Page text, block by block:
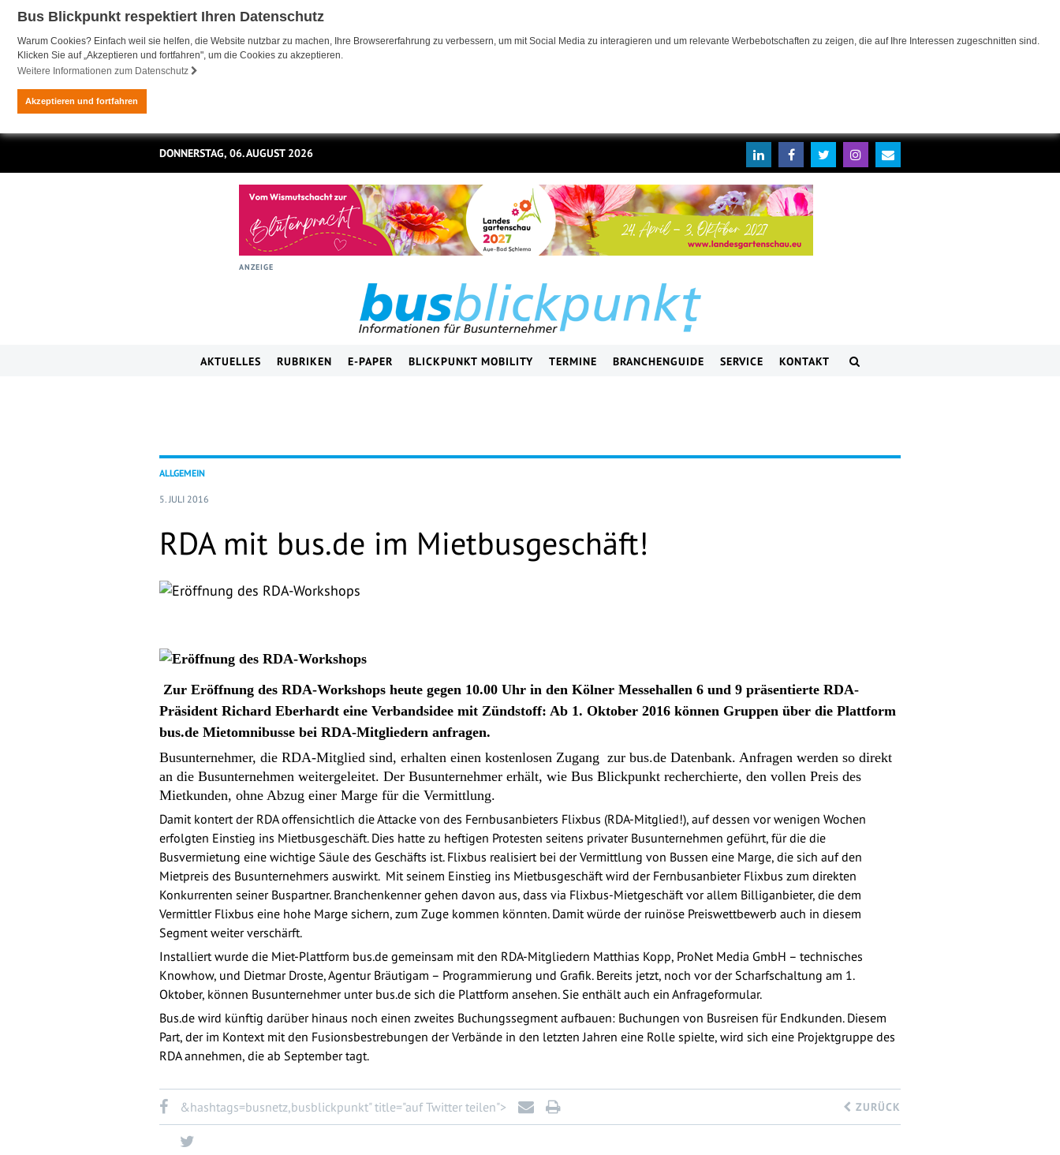
Bus Blickpunkt respektiert Ihren Datenschutz
Warum Cookies? Einfach weil sie helfen, die Website nutzbar zu machen, Ihre Browsererfahrung zu verbessern, um mit Social Media zu interagieren und um relevante Werbebotschaften zu zeigen, die auf Ihre Interessen zugeschnitten sind.
Klicken Sie auf „Akzeptieren und fortfahren", um die Cookies zu akzeptieren.
Weitere Informationen zum Datenschutz
Akzeptieren und fortfahren
DONNERSTAG, 06. AUGUST 2026
ANZEIGE
AKTUELLES RUBRIKEN E-PAPER BLICKPUNKT MOBILITY TERMINE BRANCHENGUIDE SERVICE KONTAKT
ALLGEMEIN
5. JULI 2016
RDA mit bus.de im Mietbusgeschäft!
Zur Eröffnung des RDA-Workshops heute gegen 10.00 Uhr in den Kölner Messehallen 6 und 9 präsentierte RDA-
Präsident Richard Eberhardt eine Verbandsidee mit Zündstoff: Ab 1. Oktober 2016 können Gruppen über die Plattform
bus.de Mietomnibusse bei RDA-Mitgliedern anfragen.
Busunternehmer, die RDA-Mitglied sind, erhalten einen kostenlosen Zugang zur bus.de Datenbank. Anfragen werden so direkt
an die Busunternehmen weitergeleitet. Der Busunternehmer erhält, wie Bus Blickpunkt recherchierte, den vollen Preis des
Mietkunden, ohne Abzug einer Marge für die Vermittlung.
Damit kontert der RDA offensichtlich die Attacke von des Fernbusanbieters Flixbus (RDA-Mitglied!), auf dessen vor wenigen Wochen
erfolgten Einstieg ins Mietbusgeschäft. Dies hatte zu heftigen Protesten seitens privater Busunternehmen geführt, für die die
Busvermietung eine wichtige Säule des Geschäfts ist. Flixbus realisiert bei der Vermittlung von Bussen eine Marge, die sich auf den
Mietpreis des Busunternehmers auswirkt. Mit seinem Einstieg ins Mietbusgeschäft wird der Fernbusanbieter Flixbus zum direkten
Konkurrenten seiner Buspartner. Branchenkenner gehen davon aus, dass via Flixbus-Mietgeschäft vor allem Billiganbieter, die dem
Vermittler Flixbus eine hohe Marge sichern, zum Zuge kommen könnten. Damit würde der ruinöse Preiswettbewerb auch in diesem
Segment weiter verschärft.
Installiert wurde die Miet-Plattform bus.de gemeinsam mit den RDA-Mitgliedern Matthias Kopp, ProNet Media GmbH – technisches
Knowhow, und Dietmar Droste, Agentur Bräutigam – Programmierung und Grafik. Bereits jetzt, noch vor der Scharfschaltung am 1.
Oktober, können Busunternehmer unter bus.de sich die Plattform ansehen. Sie enthält auch ein Anfrageformular.
Bus.de wird künftig darüber hinaus noch einen zweites Buchungssegment aufbauen: Buchungen von Busreisen für Endkunden. Diesem
Part, der im Kontext mit den Fusionsbestrebungen der Verbände in den letzten Jahren eine Rolle spielte, wird sich eine Projektgruppe des
RDA annehmen, die ab September tagt.
&hashtags=busnetz,busblickpunkt" title="auf Twitter teilen"> ZURÜCK